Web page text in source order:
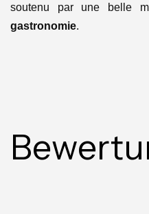
soutenu par une belle
gastronomie.